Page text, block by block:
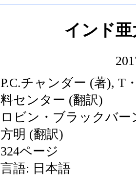
インド
P.C.チャンダー (著), T
料センター (翻訳)
ロビン・ブラックバー
方明 (翻訳)
324ページ
言語: 日本語